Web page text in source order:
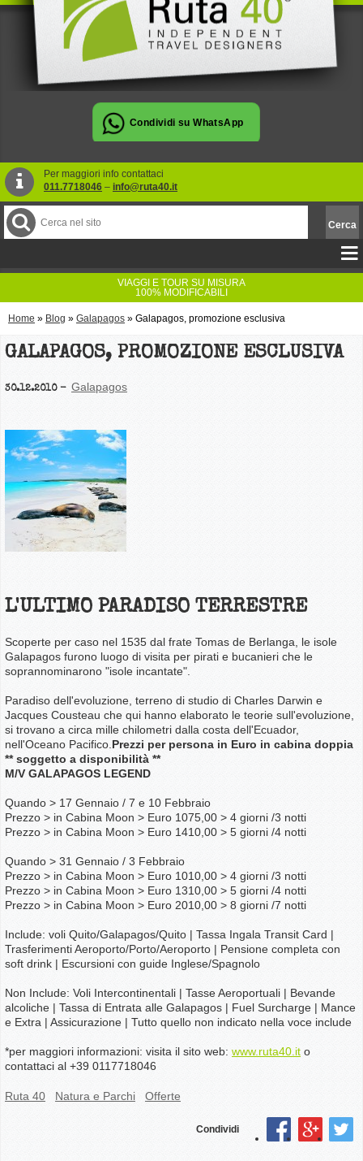
Per maggiori info contattaci
011.7718046 – info@ruta40.it
VIAGGI E TOUR SU MISURA
100% MODIFICABILI
Home » Blog » Galapagos » Galapagos, promozione esclusiva
GALAPAGOS, PROMOZIONE ESCLUSIVA
30.12.2010 Galapagos
L'ULTIMO PARADISO TERRESTRE
Scoperte per caso nel 1535 dal frate Tomas de Berlanga, le isole
Galapagos furono luogo di visita per pirati e bucanieri che le
soprannominarono "isole incantate".
Paradiso dell'evoluzione, terreno di studio di Charles Darwin e
Jacques Cousteau che qui hanno elaborato le teorie sull'evoluzione,
si trovano a circa mille chilometri dalla costa dell'Ecuador,
nell'Oceano Pacifico. Prezzi per persona in Euro in cabina doppia
** soggetto a disponibilità **
M/V GALAPAGOS LEGEND
Quando > 17 Gennaio / 7 e 10 Febbraio
Prezzo > in Cabina Moon > Euro 1075,00 > 4 giorni /3 notti
Prezzo > in Cabina Moon > Euro 1410,00 > 5 giorni /4 notti
Quando > 31 Gennaio / 3 Febbraio
Prezzo > in Cabina Moon > Euro 1010,00 > 4 giorni /3 notti
Prezzo > in Cabina Moon > Euro 1310,00 > 5 giorni /4 notti
Prezzo > in Cabina Moon > Euro 2010,00 > 8 giorni /7 notti
Include: voli Quito/Galapagos/Quito | Tassa Ingala Transit Card |
Trasferimenti Aeroporto/Porto/Aeroporto | Pensione completa con
soft drink | Escursioni con guide Inglese/Spagnolo
Non Include: Voli Intercontinentali | Tasse Aeroportuali | Bevande
alcoliche | Tassa di Entrata alle Galapagos | Fuel Surcharge | Mance
e Extra | Assicurazione | Tutto quello non indicato nella voce include
*per maggiori informazioni: visita il sito web: www.ruta40.it o
contattaci al +39 0117718046
Ruta 40 Natura e Parchi Offerte
Condividi